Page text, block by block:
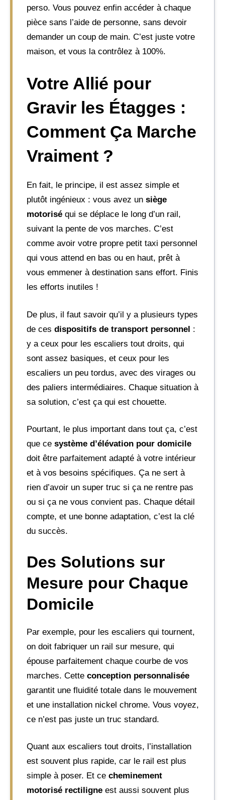
perso. Vous pouvez enfin accéder à chaque
pièce sans l’aide de personne, sans devoir
demander un coup de main. C’est juste votre
maison, et vous la contrôlez à 100%.
Votre Allié pour
Gravir les Étagges :
Comment Ça Marche
Vraiment ?
En fait, le principe, il est assez simple et
plutôt ingénieux : vous avez un siège
motorisé qui se déplace le long d’un rail,
suivant la pente de vos marches. C’est
comme avoir votre propre petit taxi personnel
qui vous attend en bas ou en haut, prêt à
vous emmener à destination sans effort. Finis
les efforts inutiles !
De plus, il faut savoir qu’il y a plusieurs types
de ces dispositifs de transport personnel :
y a ceux pour les escaliers tout droits, qui
sont assez basiques, et ceux pour les
escaliers un peu tordus, avec des virages ou
des paliers intermédiaires. Chaque situation à
sa solution, c’est ça qui est chouette.
Pourtant, le plus important dans tout ça, c’est
que ce système d’élévation pour domicile
doit être parfaitement adapté à votre intérieur
et à vos besoins spécifiques. Ça ne sert à
rien d’avoir un super truc si ça ne rentre pas
ou si ça ne vous convient pas. Chaque détail
compte, et une bonne adaptation, c’est la clé
du succès.
Des Solutions sur
Mesure pour Chaque
Domicile
Par exemple, pour les escaliers qui tournent,
on doit fabriquer un rail sur mesure, qui
épouse parfaitement chaque courbe de vos
marches. Cette conception personnalisée
garantit une fluidité totale dans le mouvement
et une installation nickel chrome. Vous voyez,
ce n’est pas juste un truc standard.
Quant aux escaliers tout droits, l’installation
est souvent plus rapide, car le rail est plus
simple à poser. Et ce cheminement
motorisé rectiligne est aussi souvent plus